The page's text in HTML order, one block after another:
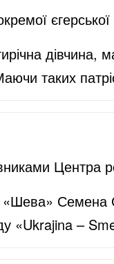
дівчина,
таких
Центра
«Шева»
«Ukrajina –